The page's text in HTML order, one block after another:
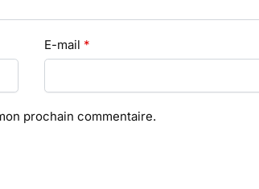
E-mail *
prochain commentaire.